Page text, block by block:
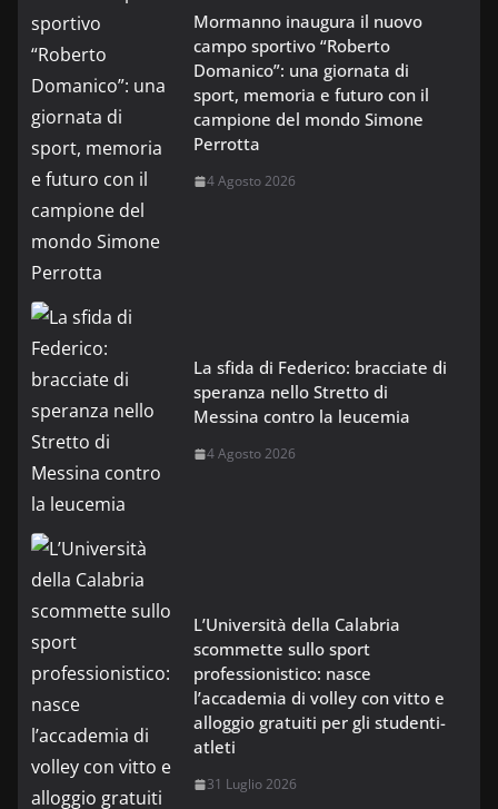
Mormanno inaugura il nuovo
campo sportivo “Roberto
Domanico”: una giornata di
sport, memoria e futuro con il
campione del mondo Simone
Perrotta
4 Agosto 2026
La sfida di Federico: bracciate di
speranza nello Stretto di
Messina contro la leucemia
4 Agosto 2026
L’Università della Calabria
scommette sullo sport
professionistico: nasce
l’accademia di volley con vitto e
alloggio gratuiti per gli studenti-
atleti
31 Luglio 2026